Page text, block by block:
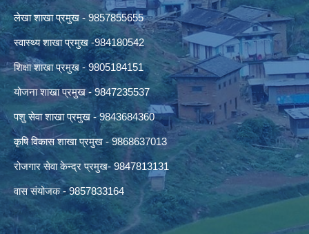
लेखा शाखा प्रमुख - 9857855655
स्वास्थ्य शाखा प्रमुख -984180542
शिक्षा शाखा प्रमुख - 9805184151
योजना शाखा प्रमुख - 9847235537
पशु सेवा शाखा प्रमुख - 9843684360
कृषि विकास शाखा प्रमुख - 9868637013
रोजगार सेवा केन्द्र प्रमुख- 9847813131
वास संयोजक - 9857833164